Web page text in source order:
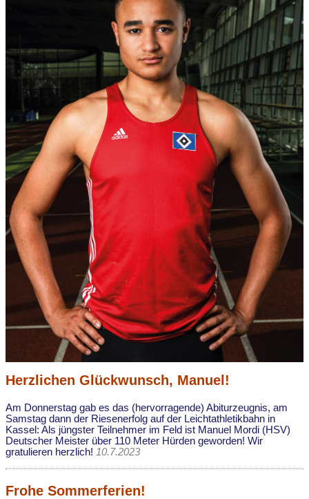
Herzlichen Glückwunsch, Manuel!
Am Donnerstag gab es das (hervorragende) Abiturzeugnis, am
Samstag dann der Riesenerfolg auf der Leichtathletikbahn in
Kassel: Als jüngster Teilnehmer im Feld ist Manuel Mordi (HSV)
Deutscher Meister über 110 Meter Hürden geworden! Wir
gratulieren herzlich! 10.7.2023
Frohe Sommerferien!